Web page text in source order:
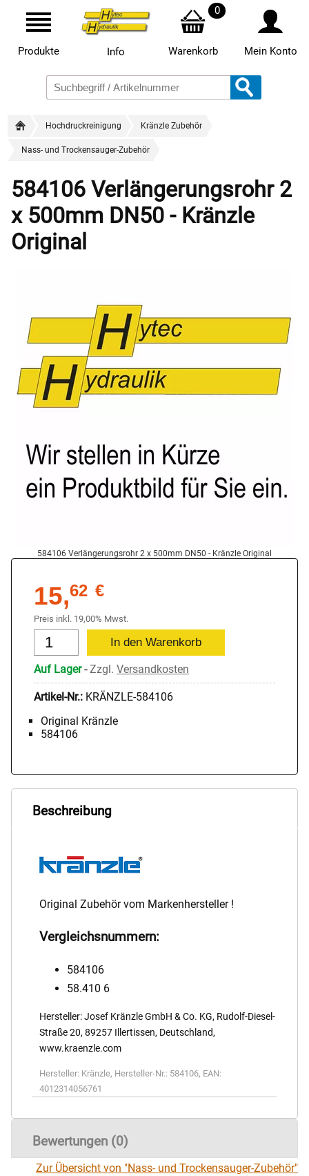
Produkte Info
0
Warenkorb Mein Konto
Hochdruckreinigung Kränzle Zubehör
Nass- und Trockensauger-Zubehör
584106 Verlängerungsrohr 2
x 500mm DN50 - Kränzle
Original
584106 Verlängerungsrohr 2 x 500mm DN50 - Kränzle Original
15,62 €
Preis inkl. 19,00% Mwst.
Auf Lager-Zzgl. Versandkosten
Artikel-Nr.: KRÄNZLE-584106
Original Kränzle
584106
Beschreibung
Original Zubehör vom Markenhersteller !
Vergleichsnummern:
584106
58.410 6
Hersteller: Josef Kränzle GmbH & Co. KG, Rudolf-Diesel-
Straße 20, 89257 Illertissen, Deutschland,
www.kraenzle.com
Hersteller: Kränzle, Hersteller-Nr.: 584106, EAN:
4012314056761
Bewertungen (0)
Zur Übersicht von "Nass- und Trockensauger-Zubehör"